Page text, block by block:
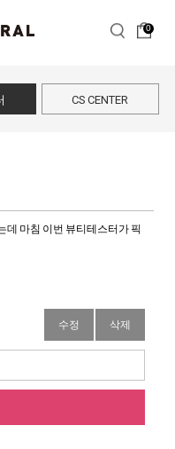
0
CS CENTER
데 마침 이번 뷰티테스터가 픽
수정 삭제